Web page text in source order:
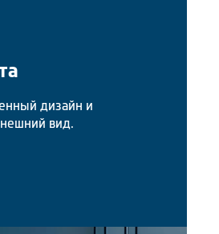
дизайн и
вид.